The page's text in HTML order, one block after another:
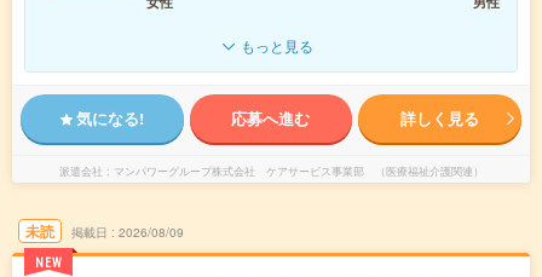
もっと見る
気になる! 応募へ進む 詳しく見る
派遣会社 マンパワーグループ株式会社 ケアサービス事業部 （医療福祉介護関連）
未読
NEW
掲載日 2026/08/09